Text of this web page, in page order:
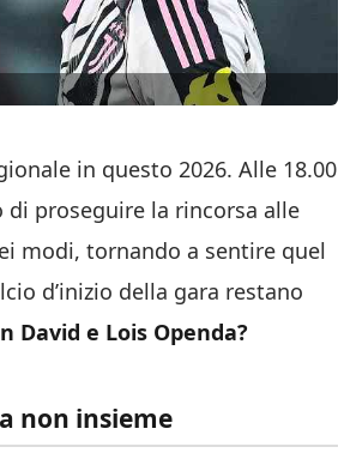
in questo 2026. Alle 18.00
di proseguire la rincorsa alle
modi, tornando a sentire quel
d’inizio della gara restano
David e Lois Openda?
non insieme